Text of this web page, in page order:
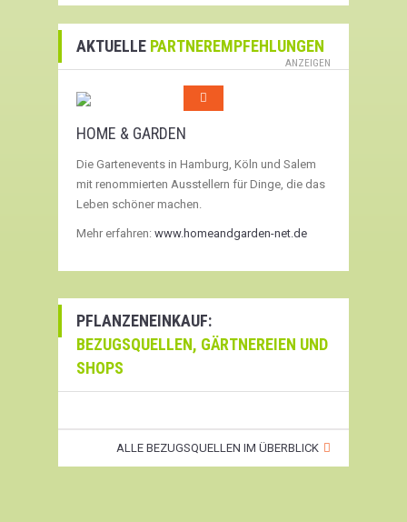
AKTUELLE PARTNEREMPFEHLUNGEN
ANZEIGEN
HOME & GARDEN
Die Gartenevents in Hamburg, Köln und Salem
mit renommierten Ausstellern für Dinge, die das
Leben schöner machen.
Mehr erfahren: www.homeandgarden-net.de
PFLANZENEINKAUF:
BEZUGSQUELLEN, GÄRTNEREIEN UND
SHOPS
ALLE BEZUGSQUELLEN IM ÜBERBLICK